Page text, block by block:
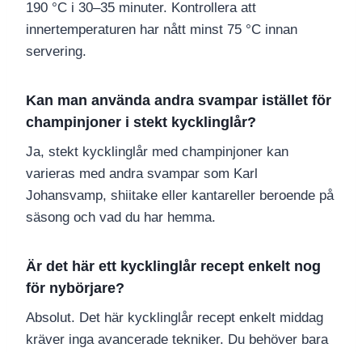
190 °C i 30–35 minuter. Kontrollera att
innertemperaturen har nått minst 75 °C innan
servering.
Kan man använda andra svampar istället för
champinjoner i stekt kycklinglår?
Ja, stekt kycklinglår med champinjoner kan
varieras med andra svampar som Karl
Johansvamp, shiitake eller kantareller beroende på
säsong och vad du har hemma.
Är det här ett kycklinglår recept enkelt nog
för nybörjare?
Absolut. Det här kycklinglår recept enkelt middag
kräver inga avancerade tekniker. Du behöver bara